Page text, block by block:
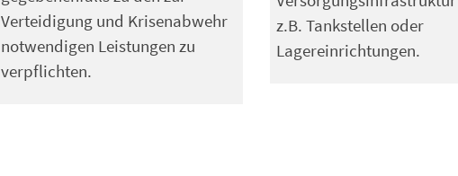
Verteidigung und Krisenabwehr
notwendigen Leistungen zu
verpflichten.
z.B. Tankstellen oder
Lagereinrichtungen.